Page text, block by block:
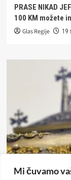
Mi čuvamo
PRASE NIKAD
100 KM možete
Glas Regije 19
MIX zona